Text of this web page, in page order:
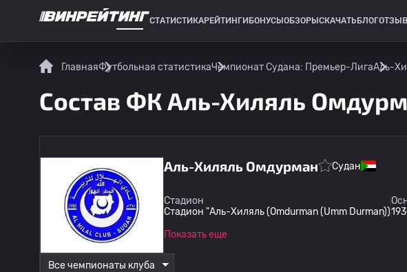
СТАТИСТИКАРЕЙТИНГИ БОНУСЫ ОБЗОРЫ СКАЧАТЬ БЛОГ
ГлавнаяФутбольная статистикаЧемпионат Судана: Премьер-ЛигаАль-
Состав ФК Аль-Хиляль
Аль-Хиляль Омдурман Судан
Стадион
Стадион "Аль-Хиляль (Omdurman (Umm Durman))
Показать еще
Все чемпионаты клуба